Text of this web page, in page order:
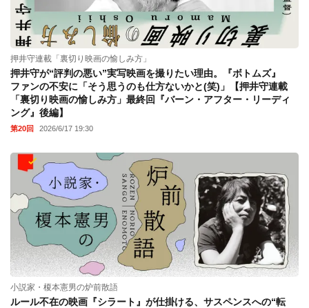
押井守連載「裏切り映画の愉しみ方」
押井守が“評判の悪い”実写映画を撮りたい理由。『ボトムズ』
ファンの不安に「そう思うのも仕方ないかと(笑)」【押井守連載
「裏切り映画の愉しみ方」最終回『バーン・アフター・リーディ
ング』後編】
第20回 2026/6/17 19:30
小説家・榎本憲男の炉前散語
ルール不在の映画『シラート』が仕掛ける、サスペンスへの“転